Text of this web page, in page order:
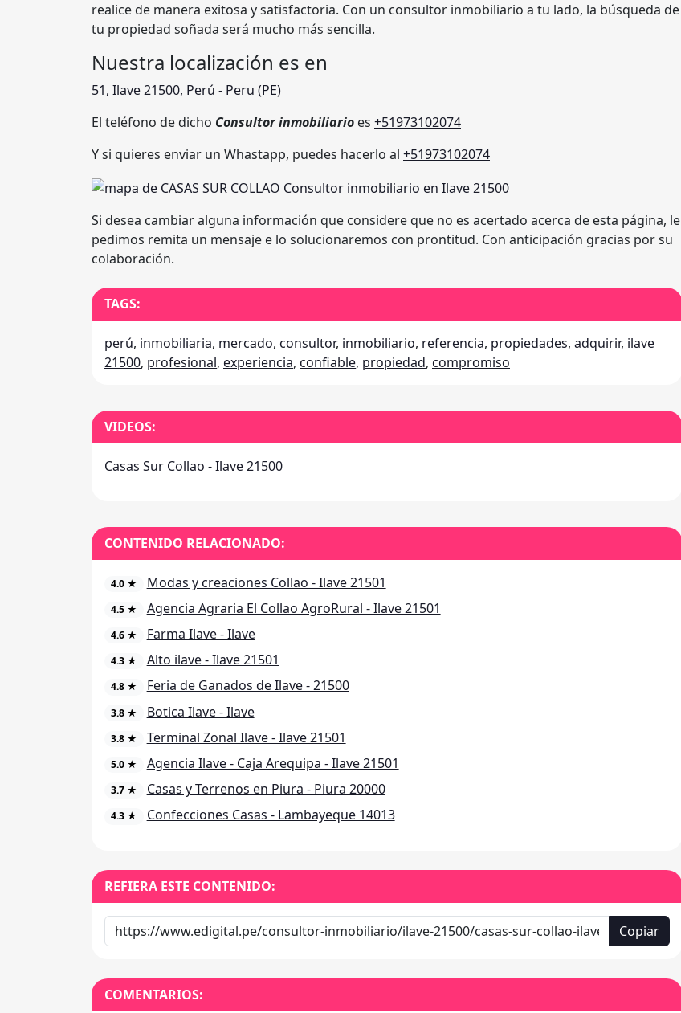
realice de manera exitosa y satisfactoria. Con un consultor inmobiliario a tu lado, la búsqueda de
tu propiedad soñada será mucho más sencilla.
Nuestra localización es en
51, Ilave 21500, Perú - Peru (PE)
El teléfono de dicho Consultor inmobiliario es +51973102074
Y si quieres enviar un Whastapp, puedes hacerlo al +51973102074
Si desea cambiar alguna información que considere que no es acertado acerca de esta página, le
pedimos remita un mensaje e lo solucionaremos con prontitud. Con anticipación gracias por su
colaboración.
TAGS:
perú, inmobiliaria, mercado, consultor, inmobiliario, referencia, propiedades, adquirir, ilave
21500, profesional, experiencia, confiable, propiedad, compromiso
VIDEOS:
Casas Sur Collao - Ilave 21500
CONTENIDO RELACIONADO:
4.0 ★ Modas y creaciones Collao - Ilave 21501
4.5 ★ Agencia Agraria El Collao AgroRural - Ilave 21501
4.6 ★ Farma Ilave - Ilave
4.3 ★ Alto ilave - Ilave 21501
4.8 ★ Feria de Ganados de Ilave - 21500
3.8 ★ Botica Ilave - Ilave
3.8 ★ Terminal Zonal Ilave - Ilave 21501
5.0 ★ Agencia Ilave - Caja Arequipa - Ilave 21501
3.7 ★ Casas y Terrenos en Piura - Piura 20000
4.3 ★ Confecciones Casas - Lambayeque 14013
REFIERA ESTE CONTENIDO:
Copiar
COMENTARIOS: